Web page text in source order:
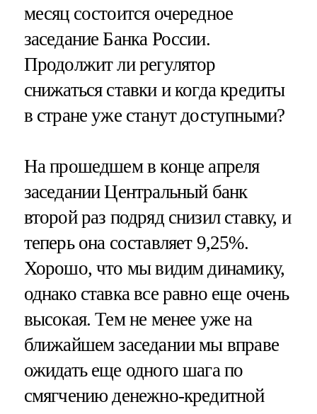
месяц состоится очередное
заседание Банка России.
Продолжит ли регулятор
снижаться ставки и когда кредиты
в стране уже станут доступными?
На прошедшем в конце апреля
заседании Центральный банк
второй раз подряд снизил ставку, и
теперь она составляет 9,25%.
Хорошо, что мы видим динамику,
однако ставка все равно еще очень
высокая. Тем не менее уже на
ближайшем заседании мы вправе
ожидать еще одного шага по
смягчению денежно-кредитной